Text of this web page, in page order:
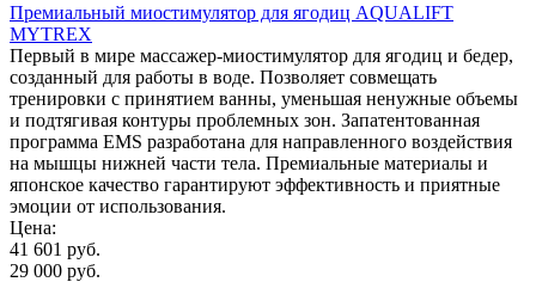
Премиальный миостимулятор для ягодиц AQUALIFT
MYTREX
Первый в мире массажер-миостимулятор для ягодиц и бедер,
созданный для работы в воде. Позволяет совмещать
тренировки с принятием ванны, уменьшая ненужные объемы
и подтягивая контуры проблемных зон. Запатентованная
программа EMS разработана для направленного воздействия
на мышцы нижней части тела. Премиальные материалы и
японское качество гарантируют эффективность и приятные
эмоции от использования.
Цена:
41 601 руб.
29 000 руб.